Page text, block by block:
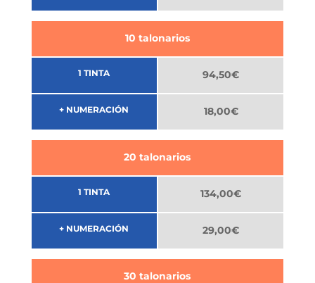
1 TINTA
+ NUMERACIÓN
10 talonarios
94,50€
18,00€
1 TINTA
+ NUMERACIÓN
20 talonarios
134,00€
29,00€
30 talonarios